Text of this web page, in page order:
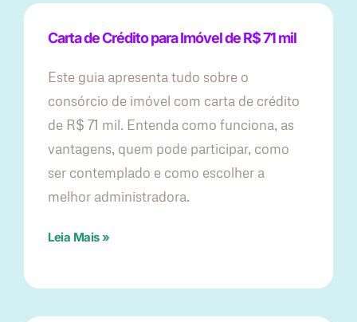
Carta de Crédito para Imóvel de R$ 71 mil
Este guia apresenta tudo sobre o
consórcio de imóvel com carta de crédito
de R$ 71 mil. Entenda como funciona, as
vantagens, quem pode participar, como
ser contemplado e como escolher a
melhor administradora.
Leia Mais »